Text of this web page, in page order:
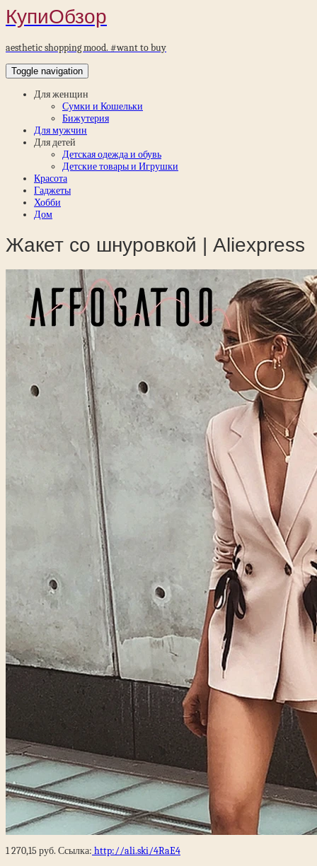
КупиОбзор
aesthetic shopping mood. #want to buy
Toggle navigation
Для женщин
Сумки и Кошельки
Бижутерия
Для мужчин
Для детей
Детская одежда и обувь
Детские товары и Игрушки
Красота
Гаджеты
Хобби
Дом
Жакет со шнуровкой | Aliexpress
1 270,15 руб. Ссылка: http://ali.ski/4RaE4